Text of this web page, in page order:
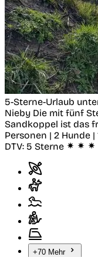
5-Sterne-Urlaub
Nieby Die mit fünf
Sandkoppel ist das
Personen | 2 Hunde |
DTV: 5 Sterne
+70 Mehr